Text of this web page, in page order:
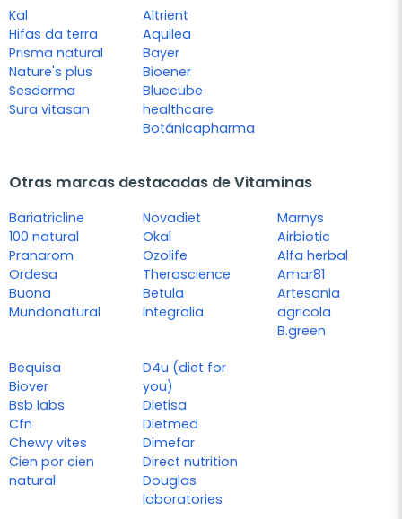
Kal
Hifas da terra
Prisma natural
Nature's plus
Sesderma
Sura vitasan
Altrient
Aquilea
Bayer
Bioener
Bluecube
healthcare
Botánicapharma
Otras marcas destacadas de Vitaminas
Bariatricline
100 natural
Pranarom
Ordesa
Buona
Mundonatural
Novadiet
Okal
Ozolife
Therascience
Betula
Integralia
Marnys
Airbiotic
Alfa herbal
Amar81
Artesania
agricola
B.green
Bequisa
Biover
Bsb labs
Cfn
Chewy vites
Cien por cien
natural
D4u (diet for
you)
Dietisa
Dietmed
Dimefar
Direct nutrition
Douglas
laboratories